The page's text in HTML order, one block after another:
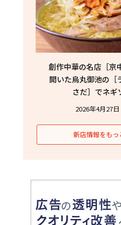
創作中華の名店［京
開いた烏丸御池の［
さだ］でネギ
2026年4月27
新店情報をもっ